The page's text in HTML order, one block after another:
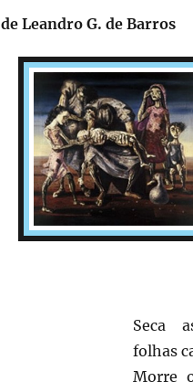
Leandro G. de Barros
Seca
folhas
Morre